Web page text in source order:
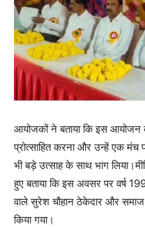
आयोजकों ने बताया कि इस आयोजन
प्रोत्साहित करना और उन्हें एक मंच
भी बड़े उत्साह के साथ भाग
हुए बताया कि इस अवसर पर वर्ष
वाले सुरेश चौहान ठेकेदार और समाज
किया गया।